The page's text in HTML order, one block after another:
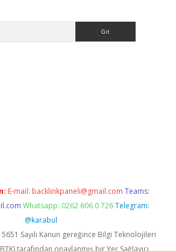
E-mail: backlinkpaneli@gmail.com Teams:
Whatsapp: 0262 606 0 726 Telegram:
@karabul
5651 Sayılı Kanun gereğince Bilgi Teknolojileri
tarafından onaylanmış bir Yer Sağlayıcı